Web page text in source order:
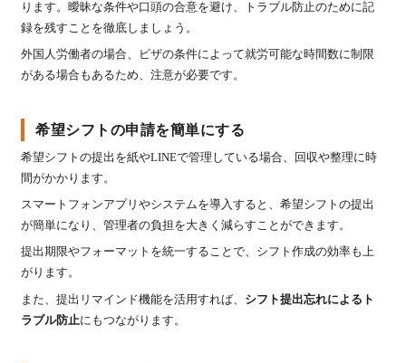
ります。曖昧な条件や口頭の合意を避け、トラブル防止のために記
録を残すことを徹底しましょう。
外国人労働者の場合、ビザの条件によって就労可能な時間数に制限
がある場合もあるため、注意が必要です。
希望シフトの申請を簡単にする
希望シフトの提出を紙やLINEで管理している場合、回収や整理に時
間がかかります。
スマートフォンアプリやシステムを導入すると、希望シフトの提出
が簡単になり、管理者の負担を大きく減らすことができます。
提出期限やフォーマットを統一することで、シフト作成の効率も上
がります。
また、提出リマインド機能を活用すれば、 シフト提出忘れによるト
ラブル防止にもつながります。